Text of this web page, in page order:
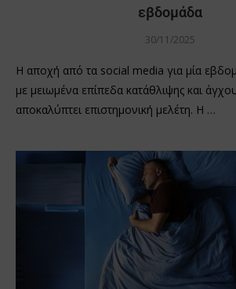
εβδομάδα
30/11/2025
Η αποχή από τα social media για μία
με μειωμένα επίπεδα κατάθλιψης και
αποκαλύπτει επιστημονική μελέτη. Η …